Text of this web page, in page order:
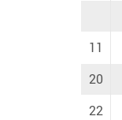
11
20
22